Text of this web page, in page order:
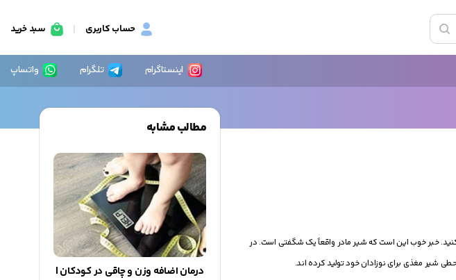
حساب کاربری سبد خرید
اینستاگرام تلگرام واتساپ
خبر خوب این است که شیر مادر واقعاً یک شگفتی است. در
شیر مغذی برای نوزادان خود تولید کرده اند.
مطالب مشابه
درمان اضافه وزن و چاقی در کودکان |